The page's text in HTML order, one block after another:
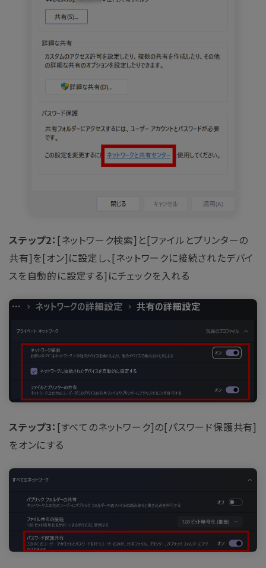
ステップ2： [ネットワーク検索]と[ファイルとプリンターの
共有]を[オン]に設定し、[ネットワークに接続されたデバイ
スを自動的に設定する]にチェックを入れる
ステップ3： [すべてのネットワーク]の[パスワード保護共有]
をオンにする